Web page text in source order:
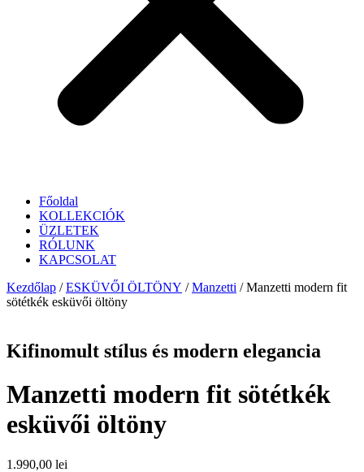
Főoldal
KOLLEKCIÓK
ÜZLETEK
RÓLUNK
KAPCSOLAT
Kezdőlap /ESKÜVŐI ÖLTÖNY /Manzetti / Manzetti modern fit
sötétkék esküvői öltöny
Kifinomult stílus és modern elegancia
Manzetti modern fit sötétkék
esküvői öltöny
1.990,00 lei